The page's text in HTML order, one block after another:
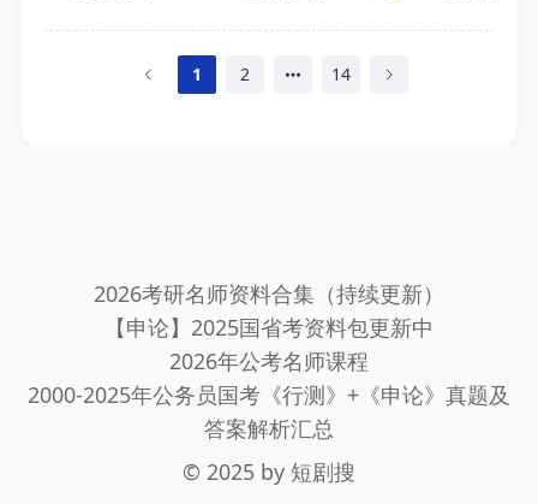
1 2 14
2026考研名师资料合集（持续更新）
【申论】2025国省考资料包更新中
2026年公考名师课程
2000-2025年公务员国考《行测》+《申论》真题及
答案解析汇总
© 2025 by 短剧搜